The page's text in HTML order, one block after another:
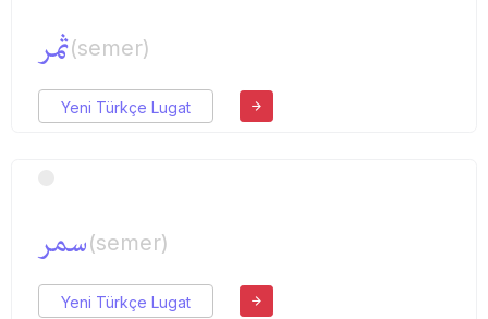
ثمر(semer)
Yeni Türkçe Lugat
سمر(semer)
Yeni Türkçe Lugat